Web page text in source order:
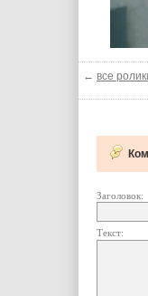
← все
Заголовок:
Текст: